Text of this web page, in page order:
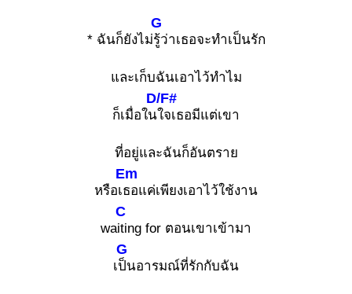
* ฉันก็ยังไม่
G
รู้ว่าเธอจะทำเป็นรัก
และเก็บฉันเอาไว้ทำไม
ก็เมื่อใน
D/F#
ใจเธอมีแต่เขา
ที่อยู่และฉันก็อันตราย
หรือเ
Em
ธอแค่เพียงเอาไว้ใช้งาน
wa
C
iting for ตอนเขาเข้ามา
เ
G
ป็นอารมณ์ที่รักกับฉัน